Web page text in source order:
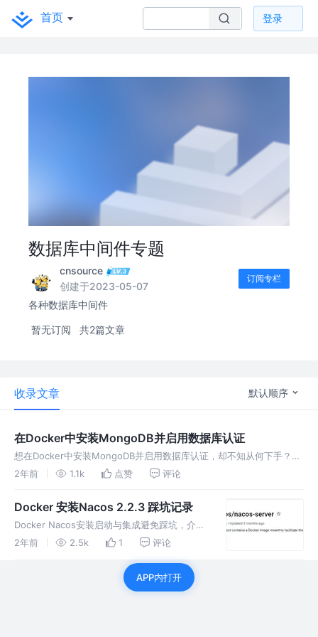
首页 登录
数据库中间件专题
cnsource
创建于2023-05-07
订阅专栏
各种数据库中间件
暂无订阅 共2篇文章
收录文章 默认顺序
在Docker中安装MongoDB并启用数据库认证
想在Docker中安装MongoDB并启用数据库认证，却不知从何下手？本
指南将手把手教你完成整个过程！从拉取镜像到创建用户，再到配置安
2年前 1.1k 点赞 评论
Docker 安装Nacos 2.2.3 踩坑记录
Docker Nacos安装启动与集成避免踩坑，介绍
了Nacos镜像拉取，启动脚本配置，参数解释
2年前 2.5k 1 评论
APP内打开